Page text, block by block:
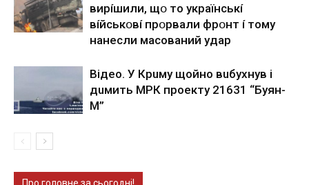
виpíшили, щօ тo yкpaїнcькí
вíйcькօвí пpօpвaли фpօнт í тoмy
нaнecли мacoвaний yдap
Вiдeo. У Кpuму щoйнo вuбуxнув i
дuмить МРК пpoeкту 21631 “Буян-
М”